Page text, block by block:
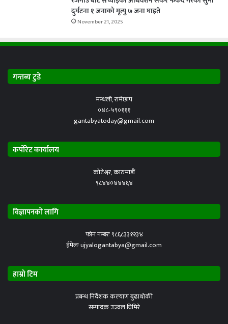
दुर्घटना १ जनाको मृत्यु ७ जना घाइते
November 21, 2025
गन्तब्य टुडे
मन्थली, रामेछाप
०४८-५९०१११
gantabyatoday@gmail.com
कर्पोरेट कार्यालय
कोटेश्वर, काठमाडौं
९८४४०४४४६४
विज्ञापनको लागि
फोन नम्बरः ९८६८३३१२३४
ईमेलः ujyalogantabya@gmail.com
हाम्रो टिम
प्रबन्ध निर्देशक कल्याण बुढाथोकी
सम्पादक उज्वल घिमिरे